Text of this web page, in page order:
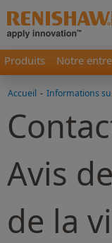
Produits Notre
Accueil - Informations
Avis
de la